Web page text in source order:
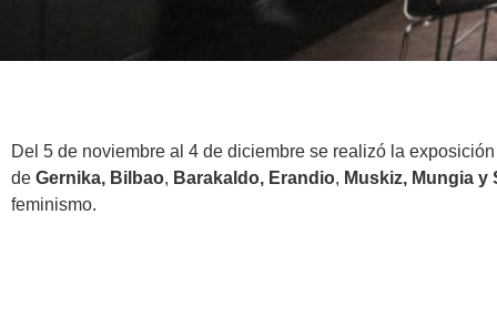
Del 5 de noviembre al 4 de diciembre se realizó la
de Gernika, Bilbao, Barakaldo, Erandio, Muskiz, Mungia y
feminismo.